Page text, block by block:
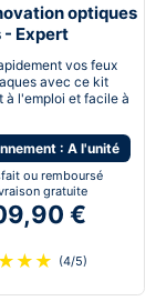
optiques
- Expert
vos feux
avec ce kit
à l'emploi et facile à
: A l'unité
ou remboursé
gratuite
€
★ ★ ★ (4/5)